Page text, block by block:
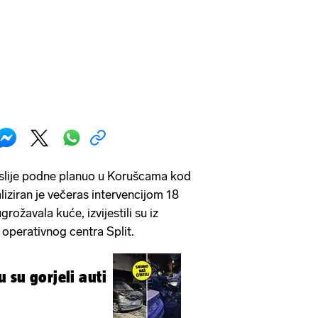
podne planuo u Korušcama kod
je večeras intervencijom 18
kuće, izvijestili su iz
centra Split.
su gorjeli auti